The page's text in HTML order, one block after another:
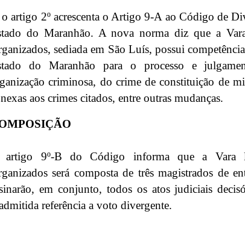
o artigo 2º acrescenta o Artigo 9-A ao Código de
do Maranhão. A nova norma diz que a
sediada em São Luís, possui
do Maranhão para o processo e
criminosa, do crime de constituição de
aos crimes citados, entre outras mudanças.
artigo 9º-B do Código informa que a Vara
será composta de três magistrados de
em conjunto, todos os atos judiciais
referência a voto divergente.